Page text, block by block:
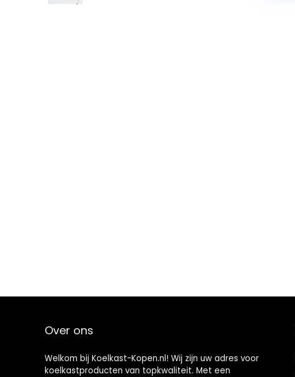
Over ons
Welkom bij Koelkast-Kopen.nl! Wij zijn uw adres voor
koelkastproducten van topkwaliteit. Met een